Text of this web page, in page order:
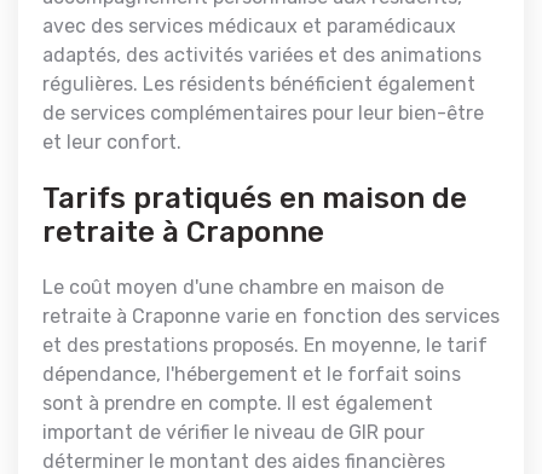
avec des services médicaux et paramédicaux
adaptés, des activités variées et des animations
régulières. Les résidents bénéficient également
de services complémentaires pour leur bien-être
et leur confort.
Tarifs pratiqués en maison de
retraite à Craponne
Le coût moyen d'une chambre en maison de
retraite à Craponne varie en fonction des services
et des prestations proposés. En moyenne, le tarif
dépendance, l'hébergement et le forfait soins
sont à prendre en compte. Il est également
important de vérifier le niveau de GIR pour
déterminer le montant des aides financières